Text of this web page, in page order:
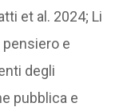
et al. 2024; Li
pensiero e
degli
pubblica e